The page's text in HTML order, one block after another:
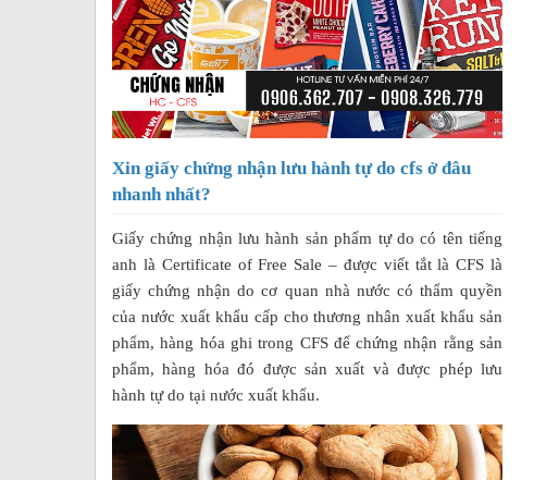
Xin giấy chứng nhận lưu hành tự do cfs ở đâu
nhanh nhất?
Giấy chứng nhận lưu hành sản phẩm tự do có tên tiếng
anh là Certificate of Free Sale – được viết tắt là CFS là
giấy chứng nhận do cơ quan nhà nước có thẩm quyền
của nước xuất khẩu cấp cho thương nhân xuất khẩu sản
phẩm, hàng hóa ghi trong CFS để chứng nhận rằng sản
phẩm, hàng hóa đó được sản xuất và được phép lưu
hành tự do tại nước xuất khẩu.